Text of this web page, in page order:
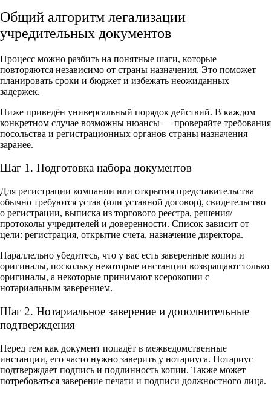
Общий алгоритм легализации
учредительных документов
Процесс можно разбить на понятные шаги, которые
повторяются независимо от страны назначения. Это поможет
планировать сроки и бюджет и избежать неожиданных
задержек.
Ниже приведён универсальный порядок действий. В каждом
конкретном случае возможны нюансы — проверяйте требования
посольства и регистрационных органов страны назначения
заранее.
Шаг 1. Подготовка набора документов
Для регистрации компании или открытия представительства
обычно требуются устав (или уставной договор), свидетельство
о регистрации, выписка из торгового реестра, решения/
протоколы учредителей и доверенности. Список зависит от
цели: регистрация, открытие счета, назначение директора.
Параллельно убедитесь, что у вас есть заверенные копии и
оригиналы, поскольку некоторые инстанции возвращают только
оригиналы, а некоторые принимают ксерокопии с
нотариальным заверением.
Шаг 2. Нотариальное заверение и дополнительные
подтверждения
Перед тем как документ попадёт в межведомственные
инстанции, его часто нужно заверить у нотариуса. Нотариус
подтверждает подпись и подлинность копии. Также может
потребоваться заверение печати и подписи должностного лица.